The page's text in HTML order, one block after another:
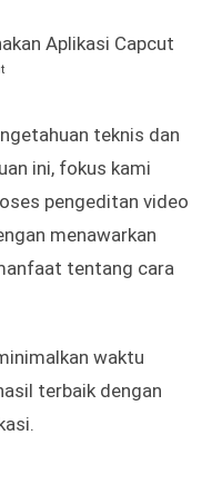
teknis dan
ini, fokus kami
pengeditan video
menawarkan
tentang cara
waktu
terbaik dengan